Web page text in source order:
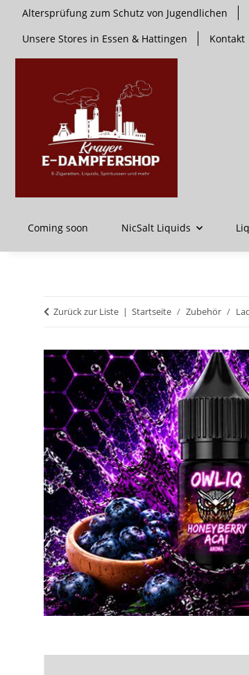
Altersprüfung zum Schutz von Jugendlichen
Unsere Stores in Essen & Hattingen
Kontakt
Coming soon NicSalt Liquids
Zurück zur Liste Startseite Zubehör